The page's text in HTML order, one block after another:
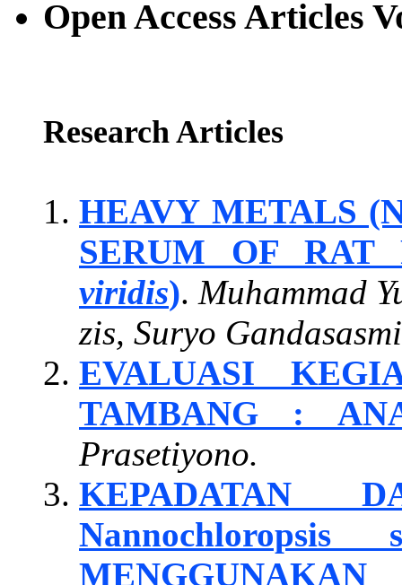
Open Access Articles
Research Articles
HEAVY METALS
SERUM OF RAT
viridis). Muhammad
zis, Suryo
EVALUASI
TAMBANG :
Prasetiyono.
KEPADATAN